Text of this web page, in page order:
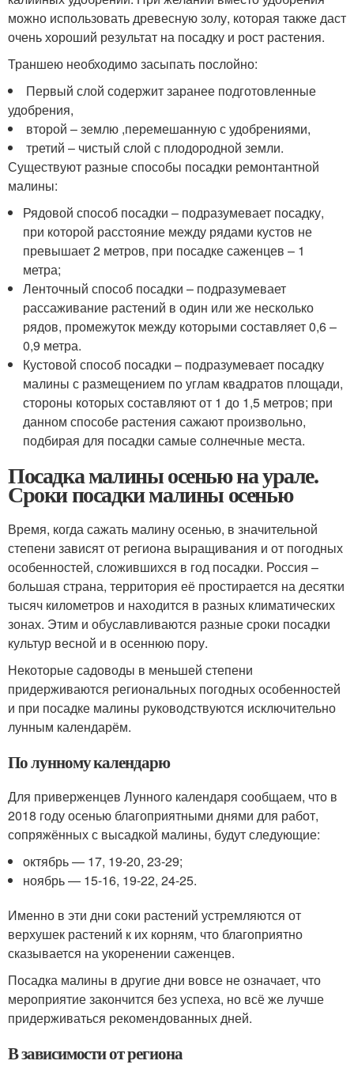
можно использовать древесную золу, которая также даст
очень хороший результат на посадку и рост растения.
Траншею необходимо засыпать послойно:
Первый слой содержит заранее подготовленные
удобрения,
второй – землю ,перемешанную с удобрениями,
третий – чистый слой с плодородной земли.
Существуют разные способы посадки ремонтантной
малины:
Рядовой способ посадки – подразумевает посадку,
при которой расстояние между рядами кустов не
превышает 2 метров, при посадке саженцев – 1
метра;
Ленточный способ посадки – подразумевает
рассаживание растений в один или же несколько
рядов, промежуток между которыми составляет 0,6 –
0,9 метра.
Кустовой способ посадки – подразумевает посадку
малины с размещением по углам квадратов площади,
стороны которых составляют от 1 до 1,5 метров; при
данном способе растения сажают произвольно,
подбирая для посадки самые солнечные места.
Посадка малины осенью на урале.
Сроки посадки малины осенью
Время, когда сажать малину осенью, в значительной
степени зависят от региона выращивания и от погодных
особенностей, сложившихся в год посадки. Россия –
большая страна, территория её простирается на десятки
тысяч километров и находится в разных климатических
зонах. Этим и обуславливаются разные сроки посадки
культур весной и в осеннюю пору.
Некоторые садоводы в меньшей степени
придерживаются региональных погодных особенностей
и при посадке малины руководствуются исключительно
лунным календарём.
По лунному календарю
Для приверженцев Лунного календаря сообщаем, что в
2018 году осенью благоприятными днями для работ,
сопряжённых с высадкой малины, будут следующие:
октябрь — 17, 19-20, 23-29;
ноябрь — 15-16, 19-22, 24-25.
Именно в эти дни соки растений устремляются от
верхушек растений к их корням, что благоприятно
сказывается на укоренении саженцев.
Посадка малины в другие дни вовсе не означает, что
мероприятие закончится без успеха, но всё же лучше
придерживаться рекомендованных дней.
В зависимости от региона